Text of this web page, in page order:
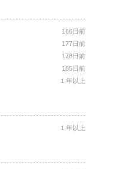
166日前
177日前
178日前
185日前
１年以上
１年以上